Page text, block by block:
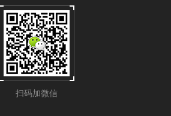
扫码加微信